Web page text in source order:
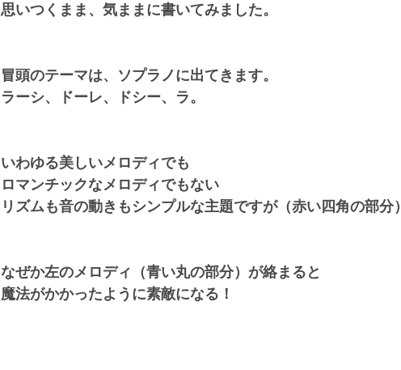
思いつくまま、気ままに書いてみました。
冒頭のテーマは、ソプラノに出てきます。
ラーシ、ドーレ、ドシー、ラ。
いわゆる美しいメロディでも
ロマンチックなメロディでもない
リズムも音の動きもシンプルな主題ですが（赤い四角の部分）
なぜか左のメロディ（青い丸の部分）が絡まると
魔法がかかったように素敵になる！